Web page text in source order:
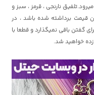
نارنجی ، قرمز ، سبز و
قیمت برداشته شده باشد ، در
گفتن باقی نمیگذارد و قطعا با
خواهید شد.